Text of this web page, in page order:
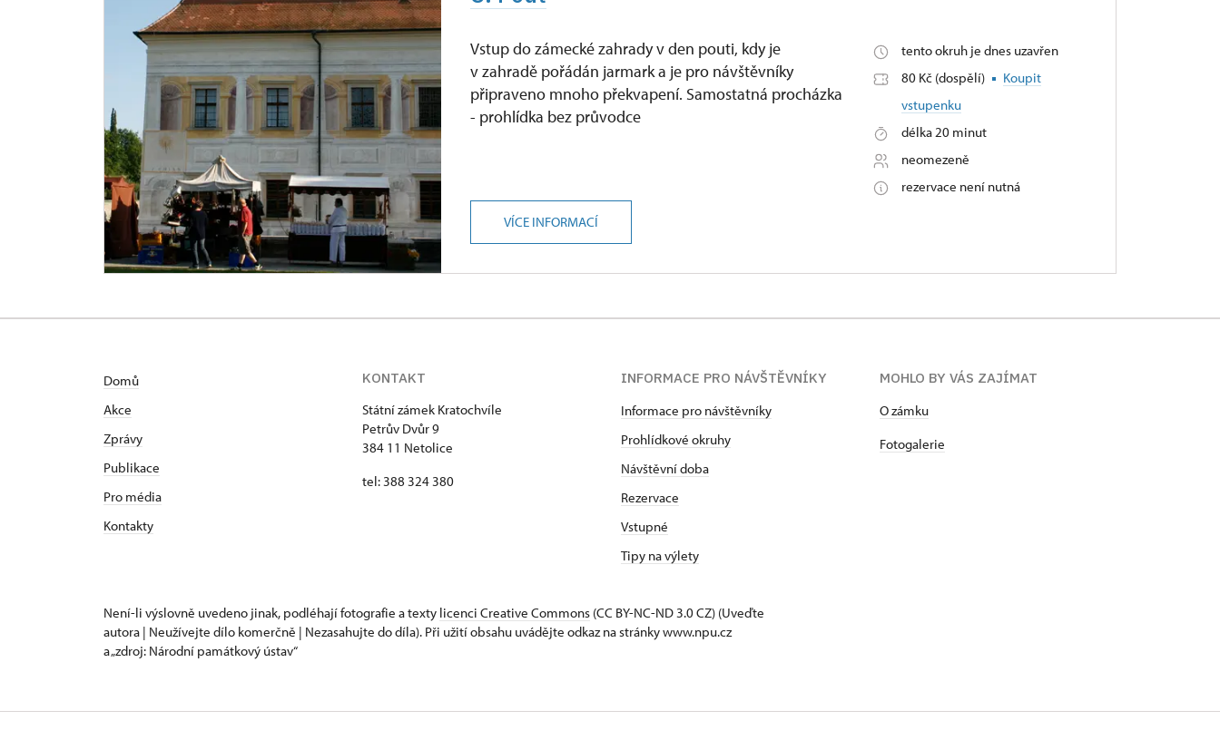
Vstup do zámecké zahrady v den pouti, kdy je
v zahradě pořádán jarmark a je pro návštěvníky
připraveno mnoho překvapení. Samostatná procházka
- prohlídka bez průvodce
tento okruh je dnes uzavřen
80 Kč (dospělí)
Koupit
vstupenku
délka 20 minut
neomezeně
rezervace není nutná
VÍCE INFORMACÍ
Domů
Akce
Zprávy
Publikace
Pro média
Kontakty
KONTAKT
Státní zámek Kratochvíle
Petrův Dvůr 9
384 11 Netolice
tel: 388 324 380
INFORMACE PRO NÁVŠTĚVNÍKY
Informace pro návštěvníky
Prohlídkové okruhy
Návštěvní doba
Rezervace
Vstupné
Tipy na výlety
MOHLO BY VÁS ZAJÍMAT
​​​​​​O zámku
Fotogalerie
Není-li výslovně uvedeno jinak, podléhají fotografie a texty licenci Creative Commons (CC BY-NC-ND 3.0 CZ) (Uveďte
autora | Neužívejte dílo komerčně | Nezasahujte do díla). Při užití obsahu uvádějte odkaz na stránky www.npu.cz
a „zdroj: Národní památkový ústav“